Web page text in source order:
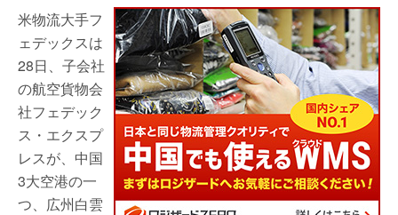
米物流大手フ
ェデックスは
28日、子会社
の航空貨物会
社フェデック
ス・エクスプ
レスが、中国
3大空港の一
つ、広州白雲